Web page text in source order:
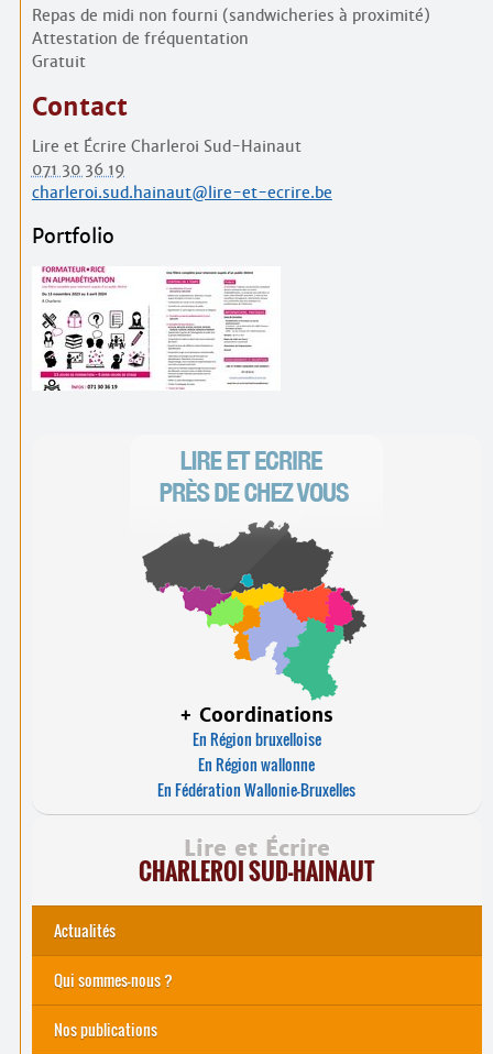
Repas de midi non fourni (sandwicheries à proximité)
Attestation de fréquentation
Gratuit
Contact
Lire et Écrire Charleroi Sud-Hainaut
071 30 36 19
charleroi.sud.hainaut@lire-et-ecrire.be
Portfolio
+ Coordinations
En Région bruxelloise
En Région wallonne
En Fédération Wallonie-Bruxelles
Lire et Écrire
CHARLEROI SUD-HAINAUT
Actualités
Qui sommes-nous ?
Nos actions
Nos publications